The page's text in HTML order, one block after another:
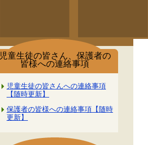
児童生徒の皆さん、保護者の
皆様への連絡事項
児童生徒の皆さんへの連絡事項
【随時更新】
保護者の皆様への連絡事項【随時
更新】